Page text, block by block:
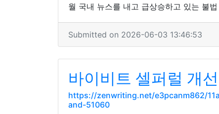
월 국내 뉴스를 내고 급상승하고 있는 불
Submitted on 2026-06-03 13:46:53
바이비트 셀퍼럴 개
https://zenwriting.net/e3pcanm862/
and-51060